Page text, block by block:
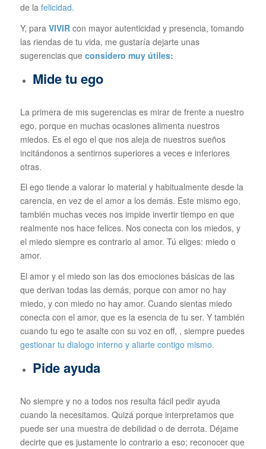
de la felicidad.
Y, para VIVIRcon mayor autenticidad y presencia, tomando
las riendas de tu vida, me gustaría dejarte unas
sugerencias que considero muy útiles:
Mide tu ego
La primera de mis sugerencias es mirar de frente a nuestro
ego, porque en muchas ocasiones alimenta nuestros
miedos. Es el ego el que nos aleja de nuestros sueños
incitándonos a sentirnos superiores a veces e inferiores
otras.
El ego tiende a valorar lo material y habitualmente desde la
carencia, en vez de el amor a los demás. Este mismo ego,
también muchas veces nos impide invertir tiempo en que
realmente nos hace felices. Nos conecta con los miedos, y
el miedo siempre es contrario al amor. Tú eliges: miedo o
amor.
El amor y el miedo son las dos emociones básicas de las
que derivan todas las demás, porque con amor no hay
miedo, y con miedo no hay amor. Cuando sientas miedo
conecta con el amor, que es la esencia de tu ser. Y también
cuando tu ego te asalte con su voz en off, , siempre puedes
gestionar tu dialogo interno y aliarte contigo mismo.
Pide ayuda
No siempre y no a todos nos resulta fácil pedir ayuda
cuando la necesitamos. Quizá porque interpretamos que
puede ser una muestra de debilidad o de derrota. Déjame
decirte que es justamente lo contrario a eso; reconocer que